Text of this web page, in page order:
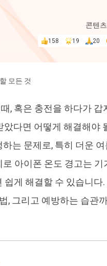
이터 복구
데이터 복구
성화 잠금 해제 딥
4DDIG 사진 복구
AI로 손상된 사진 복원
PixPretty AI
무료 AI 사진 편집 도구
지
콘텐
158 19 20
모든 것
, 혹은 충전을 하다가
다면 어떻게 해결해야
는 문제로, 특히 더운
아이폰 온도 경고는
게 해결할 수 있습니
, 그리고 예방하는 습관